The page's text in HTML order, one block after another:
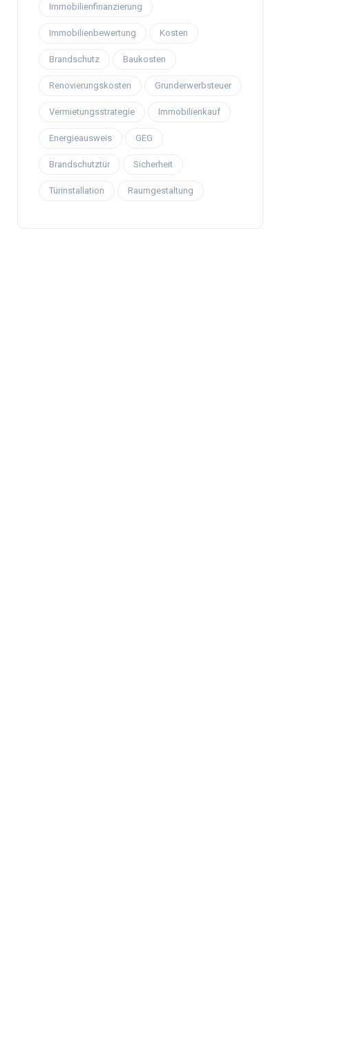
Immobilienfinanzierung
Immobilienbewertung Kosten
Brandschutz Baukosten
Renovierungskosten Grunderwerbsteuer
Vermietungsstrategie Immobilienkauf
Energieausweis GEG
Brandschutztür Sicherheit
Türinstallation Raumgestaltung